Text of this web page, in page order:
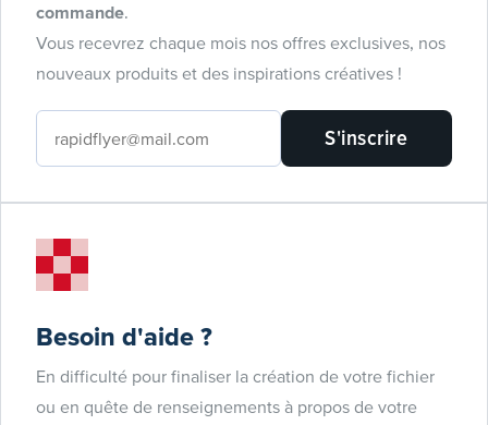
commande
Vous recevrez chaque mois nos offres exclusives, nos
nouveaux produits et des inspirations créatives !
S'inscrire
Besoin d'aide ?
En difficulté pour finaliser la création de votre fichier
ou en quête de renseignements à propos de votre